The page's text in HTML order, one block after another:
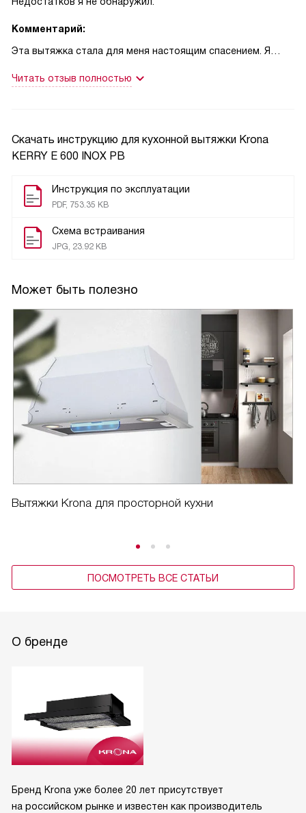
Скачать инструкцию для кухонной вытяжки Krona
KERRY E 600 INOX PB
Инструкция по эксплуатации
PDF, 753.35 KB
Схема встраивания
JPG, 23.92 KB
Может быть полезно
Вытяжки Krona для просторной кухни
ПОСМОТРЕТЬ ВСЕ СТАТЬИ
Комментарий:
Эта вытяжка стала для меня настоящим спасением. Я
был всегда свежим. И эта вытяжка справляется с этой
замечаю, когда она работает, а это значит, что я могу
спокойно готовить, не беспокоясь о шуме.
вытяжкой настолько простое. Всего три скорости, и я
освещение - оно такое яркое и приятное. Оно делает
процесс приготовления пищи еще более комфортным.
вытяжка очень легкая. Я без проблем установил ее сам, и
это не заняло у меня много времени. И что особенно
приятно - в комплекте шли два жироулавливающих
фильтра. Это очень удобно, потому что я не придется
искать и покупать их отдельно.
Но самое главное, что меня порадовало - это
эффективность этой вытяжки. Она очень быстро и
эффективно удаляет запахи и дым, и воздух в кухне
всегда остается свежим. Это очень важно для меня,
потому что я люблю готовить, и мне не нравится, когда
запахи от еды распространяются по всему дому.
Я доволен покупкой и советую эту вытяжку всем, кто
Читать отзыв полностью
О бренде
Бренд Krona уже более 20 лет присутствует
на российском рынке и известен как производитель